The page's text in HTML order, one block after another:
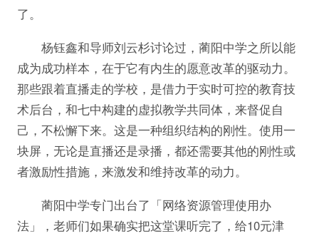
了。
杨钰鑫和导师刘云杉讨论过，蔺阳中学之所以能
成为成功样本，在于它有内生的愿意改革的驱动力。
那些跟着直播走的学校，是借力于实时可控的教育技
术后台，和七中构建的虚拟教学共同体，来督促自
己，不松懈下来。这是一种组织结构的刚性。使用一
块屏，无论是直播还是录播，都还需要其他的刚性或
者激励性措施，来激发和维持改革的动力。
蔺阳中学专门出台了「网络资源管理使用办
法」，老师们如果确实把这堂课听完了，给10元津